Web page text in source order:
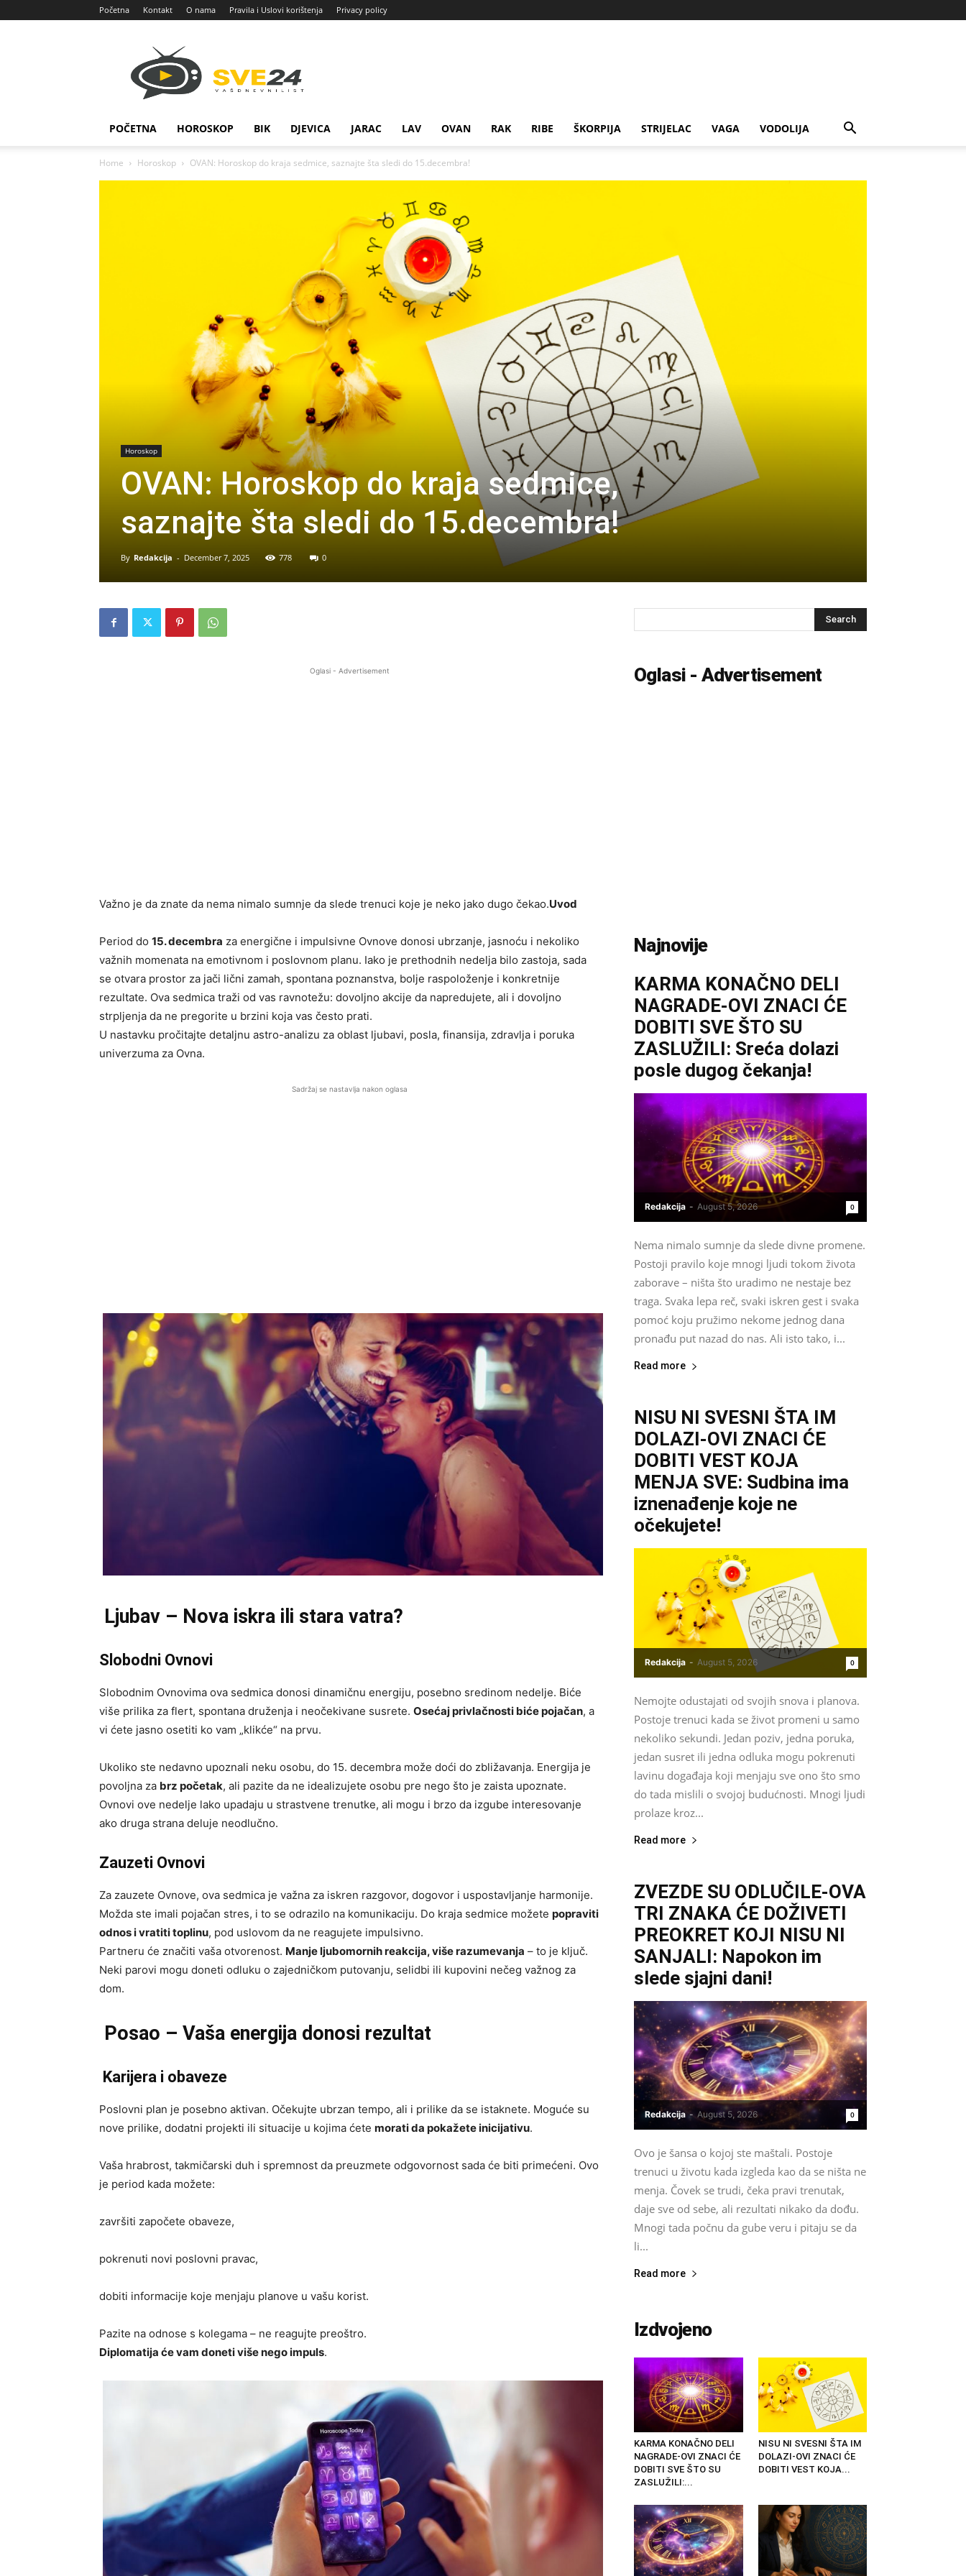
Početna Kontakt O nama Pravila i Uslovi korištenja Privacy policy
POČETNA HOROSKOP BIK DJEVICA JARAC LAV OVAN RAK RIBE ŠKORPIJA STRIJELAC VAGA VODOLIJA
Home Horoskop OVAN: Horoskop do kraja sedmice, saznajte šta sledi do 15.decembra!
Horoskop
OVAN: Horoskop do kraja sedmice,
saznajte šta sledi do 15.decembra!
By Redakcija - December 7, 2025 778 0
Oglasi - Advertisement
Važno je da znate da nema nimalo sumnje da slede trenuci koje je neko jako dugo čekao.Uvod
Period do 15. decembra za energične i impulsivne Ovnove donosi ubrzanje, jasnoću i nekoliko
važnih momenata na emotivnom i poslovnom planu. Iako je prethodnih nedelja bilo zastoja, sada
se otvara prostor za jači lični zamah, spontana poznanstva, bolje raspoloženje i konkretnije
rezultate. Ova sedmica traži od vas ravnotežu: dovoljno akcije da napredujete, ali i dovoljno
strpljenja da ne pregorite u brzini koja vas često prati.
U nastavku pročitajte detaljnu astro-analizu za oblast ljubavi, posla, finansija, zdravlja i poruka
univerzuma za Ovna.
Sadržaj se nastavlja nakon oglasa
Ljubav – Nova iskra ili stara vatra?
Slobodni Ovnovi
Slobodnim Ovnovima ova sedmica donosi dinamičnu energiju, posebno sredinom nedelje. Biće
više prilika za flert, spontana druženja i neočekivane susrete. Osećaj privlačnosti biće pojačan, a
vi ćete jasno osetiti ko vam „klikće“ na prvu.
Ukoliko ste nedavno upoznali neku osobu, do 15. decembra može doći do zbližavanja. Energija je
povoljna za brz početak, ali pazite da ne idealizujete osobu pre nego što je zaista upoznate.
Ovnovi ove nedelje lako upadaju u strastvene trenutke, ali mogu i brzo da izgube interesovanje
ako druga strana deluje neodlučno.
Zauzeti Ovnovi
Za zauzete Ovnove, ova sedmica je važna za iskren razgovor, dogovor i uspostavljanje harmonije.
Možda ste imali pojačan stres, i to se odrazilo na komunikaciju. Do kraja sedmice možete popraviti
odnos i vratiti toplinu, pod uslovom da ne reagujete impulsivno.
Partneru će značiti vaša otvorenost. Manje ljubomornih reakcija, više razumevanja – to je ključ.
Neki parovi mogu doneti odluku o zajedničkom putovanju, selidbi ili kupovini nečeg važnog za
dom.
Posao – Vaša energija donosi rezultat
Karijera i obaveze
Poslovni plan je posebno aktivan. Očekujte ubrzan tempo, ali i prilike da se istaknete. Moguće su
nove prilike, dodatni projekti ili situacije u kojima ćete morati da pokažete inicijativu.
Vaša hrabrost, takmičarski duh i spremnost da preuzmete odgovornost sada će biti primećeni. Ovo
je period kada možete:
završiti započete obaveze,
pokrenuti novi poslovni pravac,
dobiti informacije koje menjaju planove u vašu korist.
Pazite na odnose s kolegama – ne reagujte preoštro.
Diplomatija će vam doneti više nego impuls.
Oglasi - Advertisement
Najnovije
KARMA KONAČNO DELI
NAGRADE-OVI ZNACI ĆE
DOBITI SVE ŠTO SU
ZASLUŽILI: Sreća dolazi
posle dugog čekanja!
Redakcija - August 5, 2026 0
Nema nimalo sumnje da slede divne promene.
Postoji pravilo koje mnogi ljudi tokom života
zaborave – ništa što uradimo ne nestaje bez
traga. Svaka lepa reč, svaki iskren gest i svaka
pomoć koju pružimo nekome jednog dana
pronađu put nazad do nas. Ali isto tako, i...
Read more
NISU NI SVESNI ŠTA IM
DOLAZI-OVI ZNACI ĆE
DOBITI VEST KOJA
MENJA SVE: Sudbina ima
iznenađenje koje ne
očekujete!
Redakcija - August 5, 2026 0
Nemojte odustajati od svojih snova i planova.
Postoje trenuci kada se život promeni u samo
nekoliko sekundi. Jedan poziv, jedna poruka,
jedan susret ili jedna odluka mogu pokrenuti
lavinu događaja koji menjaju sve ono što smo
do tada mislili o svojoj budućnosti. Mnogi ljudi
prolaze kroz...
Read more
ZVEZDE SU ODLUČILE-OVA
TRI ZNAKA ĆE DOŽIVETI
PREOKRET KOJI NISU NI
SANJALI: Napokon im
slede sjajni dani!
Redakcija - August 5, 2026 0
Ovo je šansa o kojoj ste maštali. Postoje
trenuci u životu kada izgleda kao da se ništa ne
menja. Čovek se trudi, čeka pravi trenutak,
daje sve od sebe, ali rezultati nikako da dođu.
Mnogi tada počnu da gube veru i pitaju se da
li...
Read more
Izdvojeno
KARMA KONAČNO DELI
NAGRADE-OVI ZNACI ĆE
DOBITI SVE ŠTO SU
ZASLUŽILI:...
NISU NI SVESNI ŠTA IM
DOLAZI-OVI ZNACI ĆE
DOBITI VEST KOJA...